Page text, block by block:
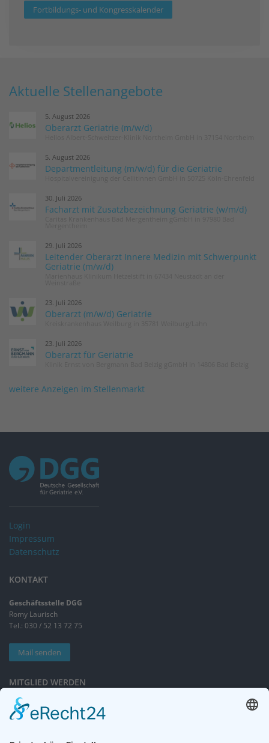
Fortbildungs- und Kongresskalender
Aktuelle Stellenangebote
5. August 2026
Oberarzt Geriatrie (m/w/d)
5. August 2026
Departmentleitung (m/w/d) für die Geriatrie
30. Juli 2026
Facharzt mit Zusatzbezeichnung Geriatrie (w/m/d)
29. Juli 2026
Leitender Oberarzt Innere Medizin mit Schwerpunkt
Geriatrie (m/w/d)
23. Juli 2026
Oberarzt (m/w/d) Geriatrie
23. Juli 2026
Oberarzt für Geriatrie
weitere Anzeigen im Stellenmarkt
Login
Impressum
Datenschutz
KONTAKT
Geschäftsstelle DGG
Romy Laurisch
Tel.: 030 / 52 13 72 75
Mail senden
MITGLIED WERDEN
Sieben gute Gründe
für Ihre Mitgliedschaft